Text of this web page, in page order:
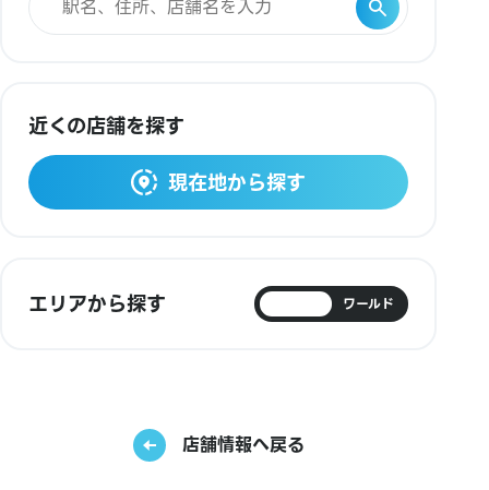
近くの店舗を探す
現在地から探す
エリアから探す ワールド
店舗情報へ戻る